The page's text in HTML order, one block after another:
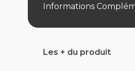
Informations
Les + du produit